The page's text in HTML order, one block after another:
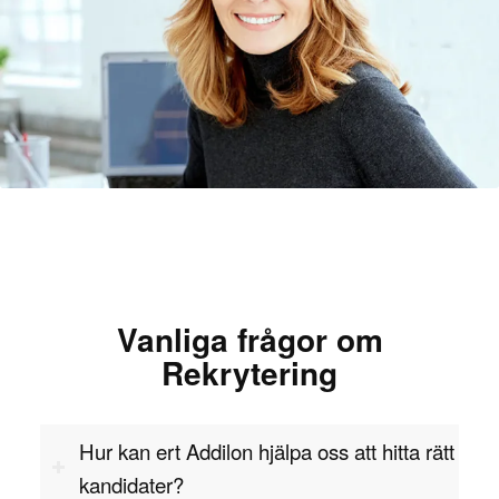
För att bli en framgångsrik IT-ingenjör krävs en
solid teknisk utbildning inom IT, datavetenskap
eller liknande områden. Erfarenhet av
nätverksadministration, systemintegration och
serverhantering är avgörande för att kunna
hantera komplexa IT-infrastrukturer. IT-ingenjörer
Problemlösningsförmåga är en av de viktigaste
egenskaperna hos en IT-ingenjör, eftersom de ofta
problem som uppstår i företagens system. De
måste också kunna arbeta proaktivt för att förutse
Vanliga frågor om
Rekrytering
Hur kan ert Addilon hjälpa oss att hitta rätt
kandidater?